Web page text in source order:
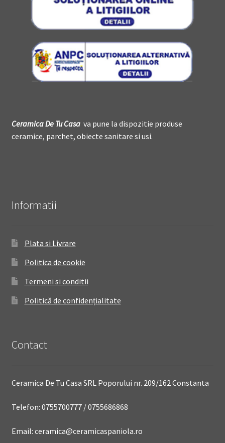
Ceramica DeTu Casava pune la dispozitie produse
ceramice, parchet, obiecte sanitare si usi.
Informatii
Plata si Livrare
Politica de cookie
Termeni si conditii
Politică de confidențialitate
Contact
Ceramica De Tu Casa SRL Poporului nr. 209/162 Constanta
Telefon: 0755700777 / 0755686868
Email: ceramica@ceramicaspaniola.ro